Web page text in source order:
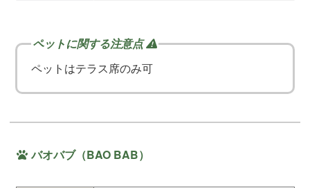
ペットはテラス席のみ可
バオバブ（BAO BAB）